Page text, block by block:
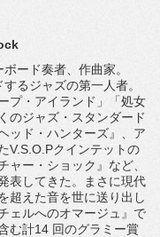
ード奏者、作曲家。
るジャズの第一人者。
プ・アイランド」「処女
のジャズ・ スタンダード
ッド・ ハンターズ』、ア
V.S.O.Pクインテットの
ャー・ショック』など、
表してきた。
まさに現代
超えた音を世に送り出し
ェルへのオマージュ』 で
む計14 回のグラミー賞